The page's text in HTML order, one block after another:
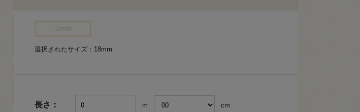
選択されたサイズ：18mm
長さ： m cm